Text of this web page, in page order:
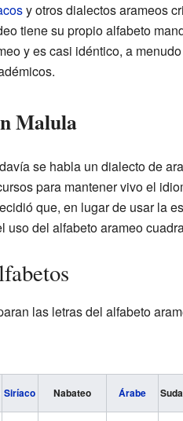
y otros dialectos arameos
tiene su propio alfabeto
y es casi idéntico, a
Malula
se habla un dialecto de
para mantener vivo el
que, en lugar de usar la
uso del alfabeto arameo
las letras del alfabeto
Siríaco Nabateo Árabe